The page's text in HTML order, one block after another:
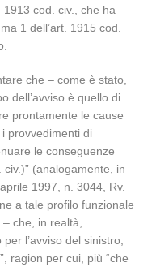
1913 cod. civ., che ha
1 dell’art. 1915 cod.
che – come è stato,
dell’avviso è quello di
prontamente le cause
provvedimenti di
le conseguenze
(analogamente, in
1997, n. 3044, Rv.
a tale profilo funzionale
che, in realtà,
l’avviso del sinistro,
ragion per cui, più “che